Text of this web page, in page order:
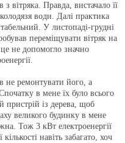
вітряка. Правда, вистачало її
води. Далі практика
У листопаді-грудні
переміщувати вітряк на
не допомогло значно
не ремонтувати його, а
в мене їх було всього
пристрій із дерева, щоб
великого будинку в мене
Тож 3 кВт електроенергії
навіть забагато, хоч